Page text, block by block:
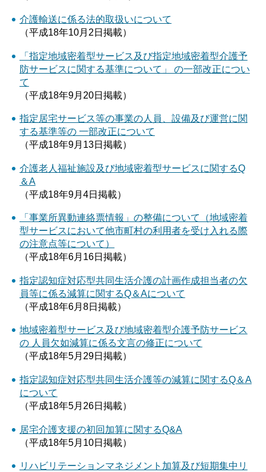
介護輸送に係る法的取扱いについて
（平成18年10月2日掲載）
「指定地域密着型サービス及び指定地域密着型介護予
防サービスに関する基準について」 の一部改正につい
て
（平成18年9月20日掲載）
指定居宅サービス等の事業の人員、設備及び運営に関
する基準等の 一部改正について
（平成18年9月13日掲載）
介護老人福祉施設及び地域密着型サービスに関するQ
＆A
（平成18年9月4日掲載）
「事業所異動連絡票情報」の整備について（地域密着
型サービスにおいて他市町村の利用者を受け入れる際
の注意点等について）
（平成18年6月16日掲載）
指定認知症対応型共同生活介護の計画作成担当者の欠
員等に係る減算に関するQ＆Aについて
（平成18年6月8日掲載）
地域密着型サービス及び地域密着型介護予防サービス
の 人員欠如減算に係る文言の修正について
（平成18年5月29日掲載）
指定認知症対応型共同生活介護等の減算に関するQ＆A
について
（平成18年5月26日掲載）
居宅介護支援の初回加算に関するQ&A
（平成18年5月10日掲載）
リハビリテーションマネジメント加算及び短期集中リ